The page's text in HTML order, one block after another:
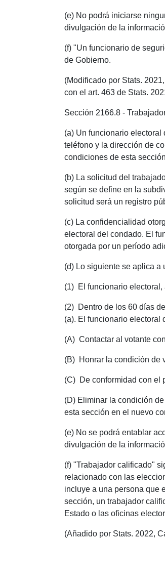
(e) No podrá iniciarse
divulgación de la
(f) "Un funcionario de
de Gobierno.
(Modificado por Stats.
con el art. 463 de Stats.
Sección 2166.8 -
(a) Un funcionario
teléfono y la dirección de
condiciones de esta
(b) La solicitud del
según se define en la
solicitud será un registro
(c) La confidencialidad
electoral del condado. El
otorgada por un período
(d) Lo siguiente se aplica a
(1) El funcionario electoral,
(2) Dentro de los 60 días
(a). El funcionario electoral
(A) Contactar al votante
(B) Honrar la condición de
(C) De conformidad con el
(D) Eliminar la condición
esta sección en el nuevo
(e) No se podrá entablar
divulgación de la
(f) "Trabajador calificado"
relacionado con las
incluye a una persona que
sección, un trabajador
Estado o las oficinas
(Añadido por Stats. 2022,